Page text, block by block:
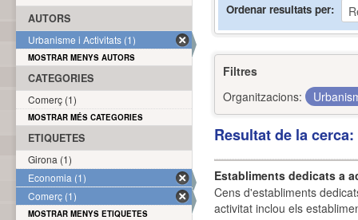
Ordenar resultats per
Filtres
Organitzacions:
Resultat de la
Establiments dedicats a
Cens d'establiments
activitat inclou els
AUTORS
Urbanisme i Activitats (1)
MOSTRAR MENYS AUTORS
CATEGORIES
Comerç (1)
MOSTRAR MÉS CATEGORIES
ETIQUETES
Girona (1)
Economia (1)
Comerç (1)
MOSTRAR MENYS ETIQUETES